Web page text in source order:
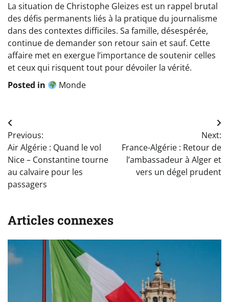
La situation de Christophe Gleizes est un rappel brutal
des défis permanents liés à la pratique du journalisme
dans des contextes difficiles. Sa famille, désespérée,
continue de demander son retour sain et sauf. Cette
affaire met en exergue l’importance de soutenir celles
et ceux qui risquent tout pour dévoiler la vérité.
Posted in
Monde
Navigation
de
l’article
Previous:
Air Algérie : Quand le vol
Nice – Constantine tourne
au calvaire pour les
passagers
Next:
France-Algérie : Retour de
l’ambassadeur à Alger et
vers un dégel prudent
Articles connexes